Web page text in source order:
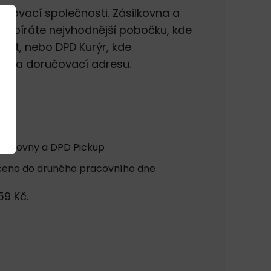
společnosti. Zásilkovna a
vybíráte nejvhodnější pobočku, kde
nebo DPD Kurýr, kde
na doručovací adresu.
a DPD Pickup
do druhého pracovního dne
Kč.